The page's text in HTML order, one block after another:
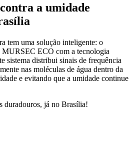
a umidade
tem uma solução inteligente: o
ECO com a tecnologia
sistema distribui sinais de frequência
nas moléculas de água dentro da
e evitando que a umidade continue
duradouros, já no Brasília!